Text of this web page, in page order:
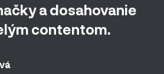
a dosahovanie
contentom.